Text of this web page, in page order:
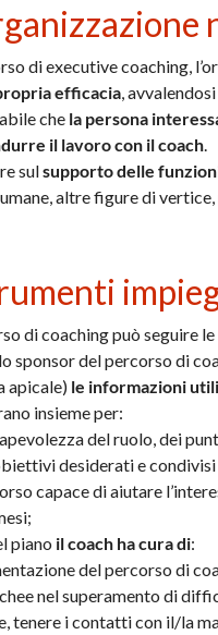
di executive coaching,
efficacia,
che la persona
il lavoro con il coach.
sulsupporto delle
altre figure di
di coaching può seguire
sponsor del percorso di
apicale) le informazioni
insieme per:
del ruolo, dei
desiderati e
capace di aiutare
piano il coach ha cura di:
del percorso di
nel superamento di
tenere i contatti con il/la